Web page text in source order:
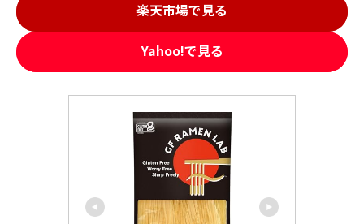
楽天市場で見る
Yahoo!で見る